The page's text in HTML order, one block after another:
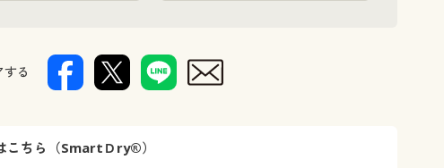
る
こちら（SmartＤry®）